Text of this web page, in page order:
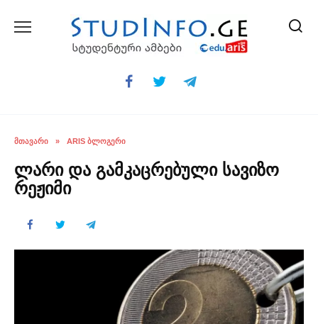
ᲛᲗᲐᲕᲐᲠᲘ » ARIS ᲑᲚᲝᲒᲔᲠᲘ
ლარი და გამკაცრებული სავიზო
რეჟიმი